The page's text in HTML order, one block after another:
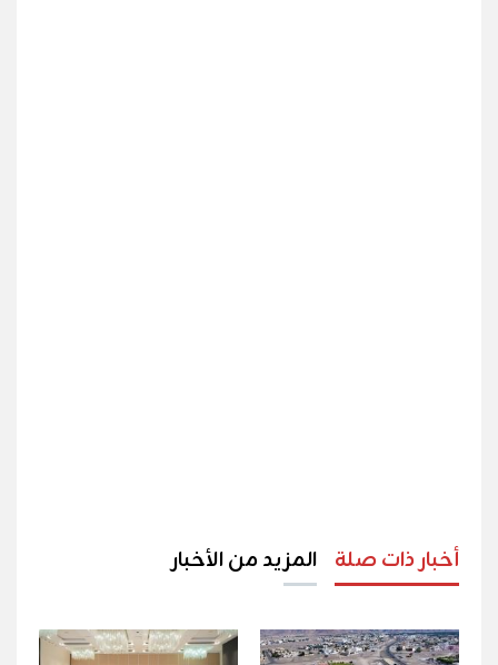
أخبار ذات صلة المزيد من الأخبار